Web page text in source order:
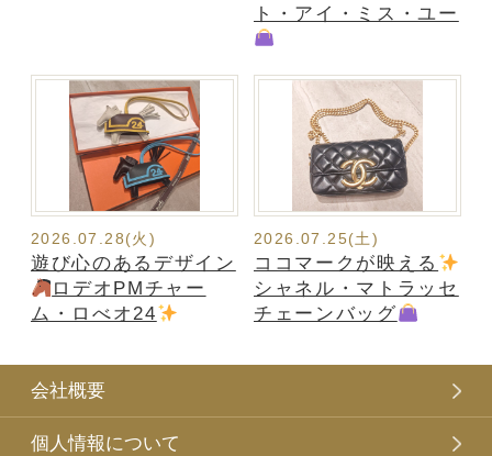
ト・アイ・ミス・ユー
2026.07.28(火)
遊び心のあるデザイン
ロデオPMチャー
ム・ロべオ24
2026.07.25(土)
ココマークが映える
シャネル・マトラッセ
チェーンバッグ
会社概要
個人情報について